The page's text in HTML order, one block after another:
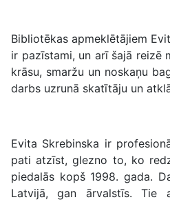
Bibliotēkas apmeklētājiem
ir pazīstami, un arī šajā reizē
krāsu, smaržu un noskaņu
darbs uzrunā skatītāju un
Evita Skrebinska ir
pati atzīst, glezno to, ko
piedalās kopš 1998. gada.
Latvijā, gan ārvalstīs. Tie